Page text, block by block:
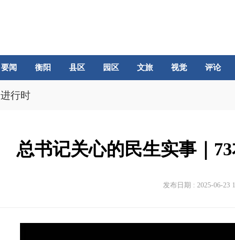
要闻 衡阳 县区 园区 文旅 视觉 评论
行时
总书记关心的民生实事｜
发布日期 : 2025-06-23